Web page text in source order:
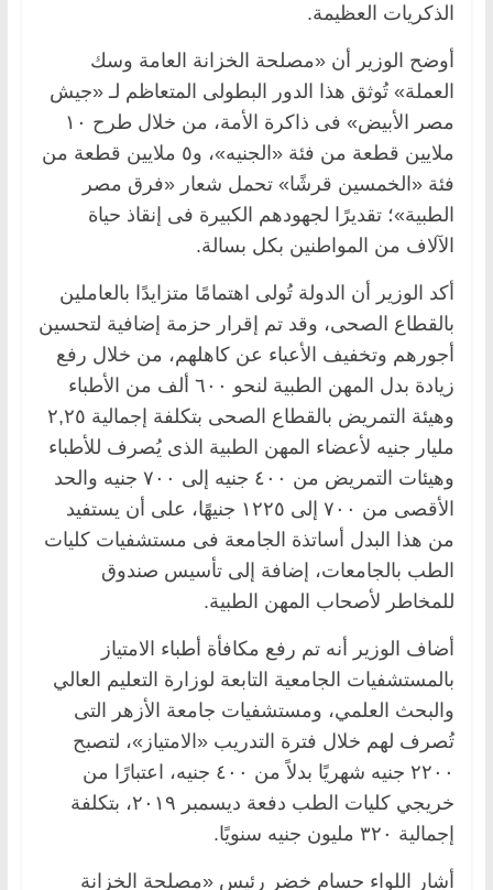
الذكريات العظيمة.
أوضح الوزير أن «مصلحة الخزانة العامة وسك
العملة» تُوثق هذا الدور البطولى المتعاظم لـ «جيش
مصر الأبيض» فى ذاكرة الأمة، من خلال طرح ١٠
ملايين قطعة من فئة «الجنيه»، و٥ ملايين قطعة من
فئة «الخمسين قرشًا» تحمل شعار «فرق مصر
الطبية»؛ تقديرًا لجهودهم الكبيرة فى إنقاذ حياة
الآلاف من المواطنين بكل بسالة.
أكد الوزير أن الدولة تُولى اهتمامًا متزايدًا بالعاملين
بالقطاع الصحى، وقد تم إقرار حزمة إضافية لتحسين
أجورهم وتخفيف الأعباء عن كاهلهم، من خلال رفع
زيادة بدل المهن الطبية لنحو ٦٠٠ ألف من الأطباء
وهيئة التمريض بالقطاع الصحى بتكلفة إجمالية ٢,٢٥
مليار جنيه لأعضاء المهن الطبية الذى يُصرف للأطباء
وهيئات التمريض من ٤٠٠ جنيه إلى ٧٠٠ جنيه والحد
الأقصى من ٧٠٠ إلى ١٢٢٥ جنيهًا، على أن يستفيد
من هذا البدل أساتذة الجامعة فى مستشفيات كليات
الطب بالجامعات، إضافة إلى تأسيس صندوق
للمخاطر لأصحاب المهن الطبية.
أضاف الوزير أنه تم رفع مكافأة أطباء الامتياز
بالمستشفيات الجامعية التابعة لوزارة التعليم العالي
والبحث العلمي، ومستشفيات جامعة الأزهر التى
تُصرف لهم خلال فترة التدريب «الامتياز»، لتصبح
٢٢٠٠ جنيه شهريًا بدلاً من ٤٠٠ جنيه، اعتبارًا من
خريجي كليات الطب دفعة ديسمبر ٢٠١٩، بتكلفة
إجمالية ٣٢٠ مليون جنيه سنويًا.
أشار اللواء حسام خضر رئيس «مصلحة الخزانة